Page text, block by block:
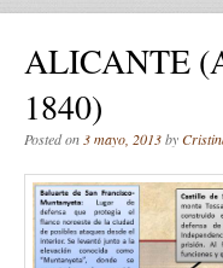
ALICANTE
1840)
Posted on 3 mayo, 2013by